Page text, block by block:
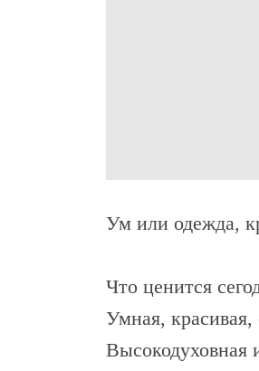
Ум или одежда,
Что ценится
Умная, красивая,
Высокодуховная